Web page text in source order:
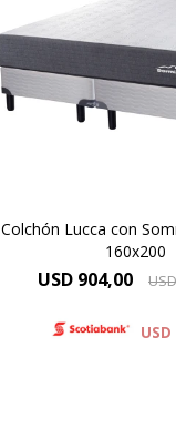
Espuma Premium -
Altura de colchón 25
la suma del colchón
Alta Densidad
Resistencia y
Colchón Lucca con
160x200
USD 904,00 USD
USD